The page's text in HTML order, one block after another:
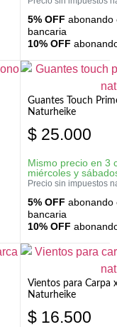
5% OFF abonando
bancaria
10% OFF
Guantes Touch
Naturheike
$ 25.000
Mismo precio en 3
miércoles y
Precio sin impuestos
5% OFF abonando
bancaria
10% OFF
Vientos para Carpa
Naturheike
$ 16.500